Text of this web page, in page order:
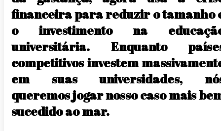
financeira para reduzir o tamanho
o investimento na
universitária. Enquanto
competitivos investem
em suas universidades,
queremos jogar nosso caso mais
sucedido ao mar.